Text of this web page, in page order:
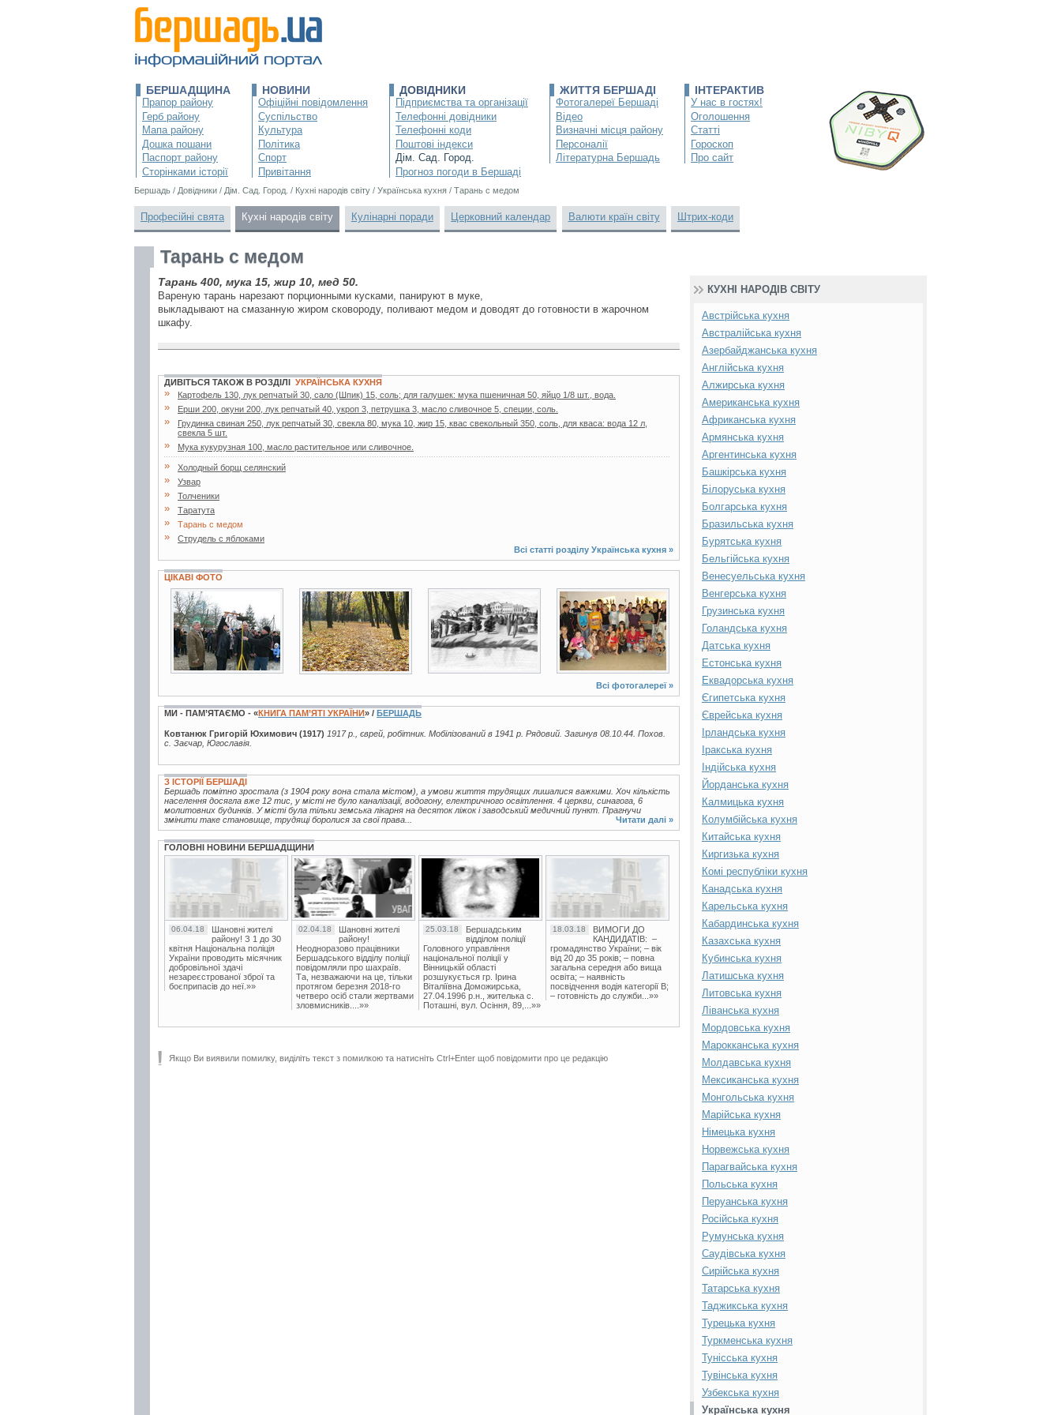
БЕРШАДЩИНА
Прапор району
Герб району
Мапа району
Дошка пошани
Паспорт району
Сторінками історії
НОВИНИ
Офіційні повідомлення
Суспільство
Культура
Політика
Спорт
Привітання
ДОВІДНИКИ
Підприємства та організації
Телефонні довідники
Телефонні коди
Поштові індекси
Дім. Сад. Город.
Прогноз погоди в Бершаді
ЖИТТЯ БЕРШАДІ
Фотогалереї Бершаді
Відео
Визначні місця району
Персоналії
Літературна Бершадь
ІНТЕРАКТИВ
У нас в гостях!
Оголошення
Статті
Гороскоп
Про сайт
Бершадь / Довідники / Дім. Сад. Город. / Кухні народів світу / Українська кухня / Тарань с медом
Професійні свята Кухні народів світу Кулінарні поради Церковний календар Валюти країн світу Штрих-коди
Тарань с медом
Тарань 400, мука 15, жир 10, мед 50.
Вареную тарань нарезают порционными кусками, панируют в муке,
выкладывают на смазанную жиром сковороду, поливают медом и доводят до готовности в жарочном
шкафу.
ДИВІТЬСЯ ТАКОЖ В РОЗДІЛІ УКРАЇНСЬКА КУХНЯ
» Картофель 130, лук репчатый 30, сало (Шпик) 15, соль; для галушек: мука пшеничная 50, яйцо 1/8 шт., вода.
» Ерши 200, окуни 200, лук репчатый 40, укроп 3, петрушка 3, масло сливочное 5, специи, соль.
»
Грудинка свиная 250, лук репчатый 30, свекла 80, мука 10, жир 15, квас свекольный 350, соль, для кваса: вода 12 л,
свекла 5 шт.
» Мука кукурузная 100, масло растительное или сливочное.
» Холодный борщ селянский
» Узвар
» Толченики
» Таратута
» Тарань с медом
»
Струдель с яблоками
Всі статті розділу Українська кухня »
ЦІКАВІ ФОТО
7 фото 9 фото 5 фото
Всі фотогалереї »
МИ - ПАМ’ЯТАЄМО - «КНИГА ПАМ’ЯТІ УКРАЇНИ» / БЕРШАДЬ
Ковтанюк Григорій Юхимович (1917) 1917 р., єврей, робітник. Мобілізований в 1941 р. Рядовий. Загинув 08.10.44. Похов.
с. Заєчар, Югославія.
З ІСТОРІЇ БЕРШАДІ
Бершадь помітно зростала (з 1904 року вона стала містом), а умови життя трудящих лишалися важкими. Хоч кількість
населення досягла вже 12 тис, у місті не було каналізації, водогону, електричного освітлення. 4 церкви, синагога, 6
молитовних будинків. У місті була тільки земська лікарня на десяток ліжок і заводський медичний пункт. Прагнучи
змінити таке становище, трудящі боролися за свої права...
Читати далі »
ГОЛОВНІ НОВИНИ БЕРШАДЩИНИ
06.04.18
Шановні жителі
району! З 1 до 30
квітня Національна поліція
України проводить місячник
добровільної здачі
незареєстрованої зброї та
боєприпасів до неї.»»
02.04.18
Шановні жителі
району!
Неодноразово працівники
Бершадського відділу поліції
повідомляли про шахраїв.
Та, незважаючи на це, тільки
протягом березня 2018-го
четверо осіб стали жертвами
зловмисників....»»
25.03.18
Бершадським
відділом поліції
Головного управління
національної поліції у
Вінницькій області
розшукується гр. Ірина
Віталіївна Доможирська,
27.04.1996 р.н., жителька с.
Поташні, вул. Осіння, 89,...»»
18.03.18
ВИМОГИ ДО
КАНДИДАТІВ: –
громадянство України; – вік
від 20 до 35 років; – повна
загальна середня або вища
освіта; – наявність
посвідчення водія категорії В;
– готовність до служби...»»
Якщо Ви виявили помилку, виділіть текст з помилкою та натисніть Ctrl+Enter щоб повідомити про це редакцію
КУХНІ НАРОДІВ СВІТУ
Австрійська кухня
Австралійська кухня
Азербайджанська кухня
Англійська кухня
Алжирська кухня
Американська кухня
Африканська кухня
Армянська кухня
Аргентинська кухня
Башкірська кухня
Білоруська кухня
Болгарська кухня
Бразильська кухня
Бурятська кухня
Бельгійська кухня
Венесуельська кухня
Венгерська кухня
Грузинська кухня
Голандська кухня
Датська кухня
Естонська кухня
Еквадорська кухня
Єгипетська кухня
Єврейська кухня
Ірландська кухня
Іракська кухня
Індійська кухня
Йорданська кухня
Калмицька кухня
Колумбійська кухня
Китайська кухня
Киргизька кухня
Комі республіки кухня
Канадська кухня
Карельська кухня
Кабардинська кухня
Казахська кухня
Кубинська кухня
Латишська кухня
Литовська кухня
Ліванська кухня
Мордовська кухня
Марокканська кухня
Молдавська кухня
Мексиканська кухня
Монгольська кухня
Марійська кухня
Німецька кухня
Норвежська кухня
Парагвайська кухня
Польська кухня
Перуанська кухня
Російська кухня
Румунська кухня
Саудівська кухня
Сирійська кухня
Татарська кухня
Таджикська кухня
Турецька кухня
Туркменська кухня
Тунісська кухня
Тувінська кухня
Узбекська кухня
Українська кухня